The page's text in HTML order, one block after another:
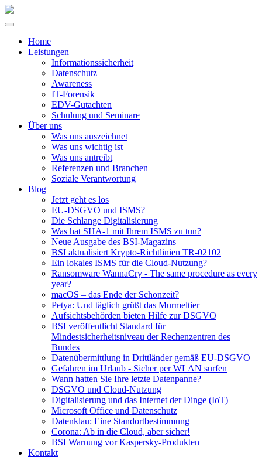
Home
Leistungen
Informationssicherheit
Datenschutz
Awareness
IT-Forensik
EDV-Gutachten
Schulung und Seminare
Über uns
Was uns auszeichnet
Was uns wichtig ist
Was uns antreibt
Referenzen und Branchen
Soziale Verantwortung
Blog
Jetzt geht es los
EU-DSGVO und ISMS?
Die Schlange Digitalisierung
Was hat SHA-1 mit Ihrem ISMS zu tun?
Neue Ausgabe des BSI-Magazins
BSI aktualisiert Krypto-Richtlinien TR-02102
Ein lokales ISMS für die Cloud-Nutzung?
Ransomware WannaCry - The same procedure as every
year?
macOS – das Ende der Schonzeit?
Petya: Und täglich grüßt das Murmeltier
Aufsichtsbehörden bieten Hilfe zur DSGVO
BSI veröffentlicht Standard für
Mindestsicherheitsniveau der Rechenzentren des
Bundes
Datenübermittlung in Drittländer gemäß EU-DSGVO
Gefahren im Urlaub - Sicher per WLAN surfen
Wann hatten Sie Ihre letzte Datenpanne?
DSGVO und Cloud-Nutzung
Digitalisierung und das Internet der Dinge (IoT)
Microsoft Office und Datenschutz
Datenklau: Eine Standortbestimmung
Corona: Ab in die Cloud, aber sicher!
BSI Warnung vor Kaspersky-Produkten
Kontakt